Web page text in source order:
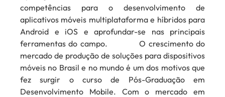
competências para o desenvolvimento de
aplicativos móveis multiplataforma e híbridos para
Android e iOS e aprofundar-se nas principais
ferramentas do campo.O crescimento do
mercado de produção de soluções para dispositivos
móveis no Brasil e no mundo é um dos motivos que
fez surgir o curso de Pós-Graduação em
Desenvolvimento Mobile. Com o mercado em